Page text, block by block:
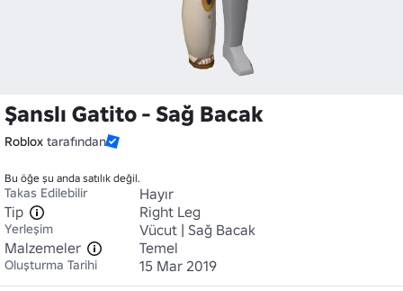
Şanslı Gatito - Sağ Bacak
Roblox tarafından
Bu öğe şu anda satılık değil.
Takas Edilebilir
Hayır
Tip
Right Leg
Yerleşim
Vücut | Sağ Bacak
Malzemeler
Temel
Oluşturma Tarihi 15 Mar 2019